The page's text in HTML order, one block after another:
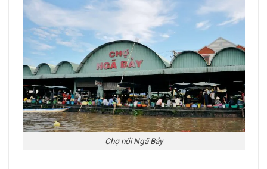
Chợ nổi Ngã Bảy